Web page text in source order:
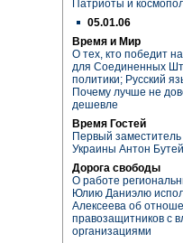
Патриоты и
05.01.06
Время и Мир
О тех, кто победит
для Соединенных
политики; Русский
Почему лучше не
дешевле
Время Гостей
Первый
Украины Антон
Дорога свободы
О работе
Юлию Даниэлю
Алексеева об
правозащитников с
организациями